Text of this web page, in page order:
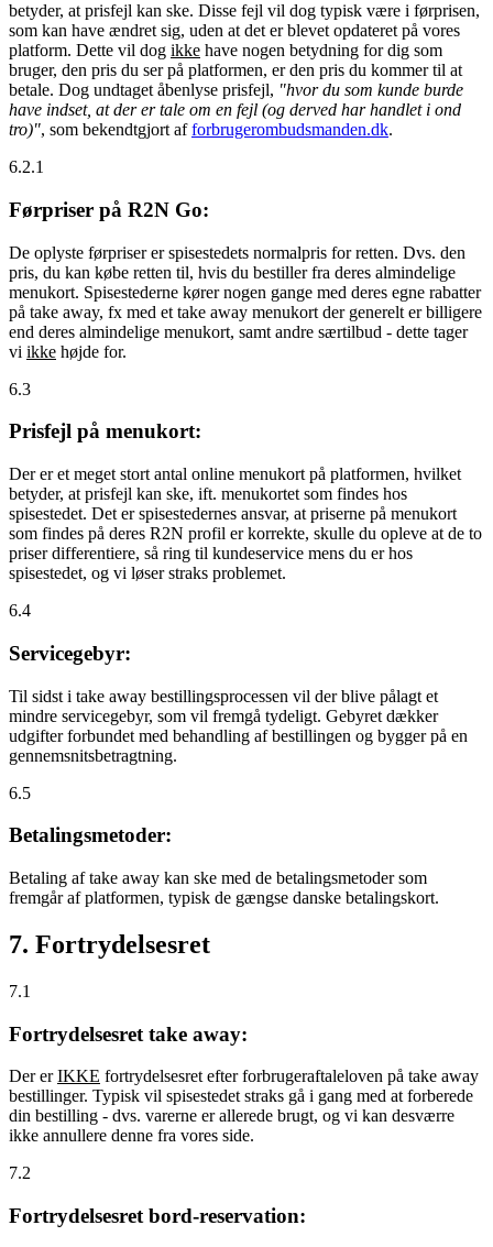
betyder, at prisfejl kan ske. Disse fejl vil dog typisk være i førprisen,
som kan have ændret sig, uden at det er blevet opdateret på vores
platform. Dette vil dog ikke have nogen betydning for dig som
bruger, den pris du ser på platformen, er den pris du kommer til at
betale. Dog undtaget åbenlyse prisfejl, "hvor du som kunde burde
have indset, at der er tale om en fejl (og derved har handlet i ond
tro)", som bekendtgjort afforbrugerombudsmanden.dk.
6.2.1
Førpriser på R2N Go:
De oplyste førpriser er spisestedets normalpris for retten. Dvs. den
pris, du kan købe retten til, hvis du bestiller fra deres almindelige
menukort. Spisestederne kører nogen gange med deres egne rabatter
på take away, fx med et take away menukort der generelt er billigere
end deres almindelige menukort, samt andre særtilbud - dette tager
vi ikke højde for.
6.3
Prisfejl på menukort:
Der er et meget stort antal online menukort på platformen, hvilket
betyder, at prisfejl kan ske, ift. menukortet som findes hos
spisestedet. Det er spisestedernes ansvar, at priserne på menukort
som findes på deres R2N profil er korrekte, skulle du opleve at de to
priser differentiere, så ring til kundeservice mens du er hos
spisestedet, og vi løser straks problemet.
6.4
Servicegebyr:
Til sidst i take away bestillingsprocessen vil der blive pålagt et
mindre servicegebyr, som vil fremgå tydeligt. Gebyret dækker
udgifter forbundet med behandling af bestillingen og bygger på en
gennemsnitsbetragtning.
6.5
Betalingsmetoder:
Betaling af take away kan ske med de betalingsmetoder som
fremgår af platformen, typisk de gængse danske betalingskort.
7. Fortrydelsesret
7.1
Fortrydelsesret take away:
Der erIKKE fortrydelsesret efter forbrugeraftaleloven på take away
bestillinger. Typisk vil spisestedet straks gå i gang med at forberede
din bestilling - dvs. varerne er allerede brugt, og vi kan desværre
ikke annullere denne fra vores side.
7.2
Fortrydelsesret bord-reservation: